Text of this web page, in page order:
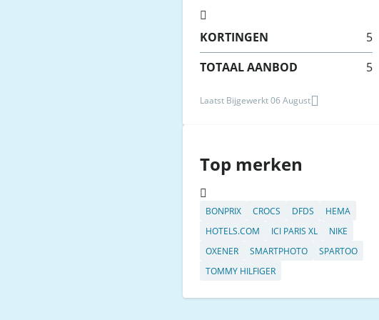
KORTINGEN
5
TOTAAL AANBOD
5
Laatst Bijgewerkt 06 August
Top merken
BONPRIX CROCS DFDS
HEMA
HOTELS.COM
ICI PARIS XL
NIKE
OXENER
SMARTPHOTO
SPARTOO
TOMMY HILFIGER